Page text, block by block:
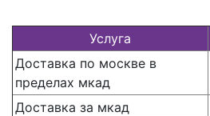
Услуга
Доставка по москве в
пределах мкад
Доставка за мкад